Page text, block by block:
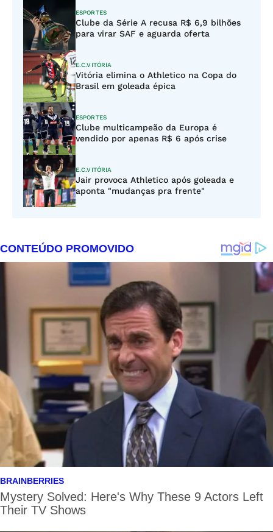
ESPORTES
Clube da Série A recusa R$ 6,9 bilhões
para virar SAF e aguarda oferta
E.C.VITÓRIA
Vitória elimina o Athletico na Copa do
Brasil em goleada épica
ESPORTES
Clube multicampeão da Europa é
vendido por apenas R$ 6 após crise
E.C.VITÓRIA
Jair provoca Athletico após goleada e
aponta "mudanças pra frente"